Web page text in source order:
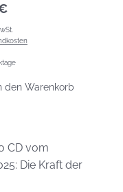
den Warenkorb